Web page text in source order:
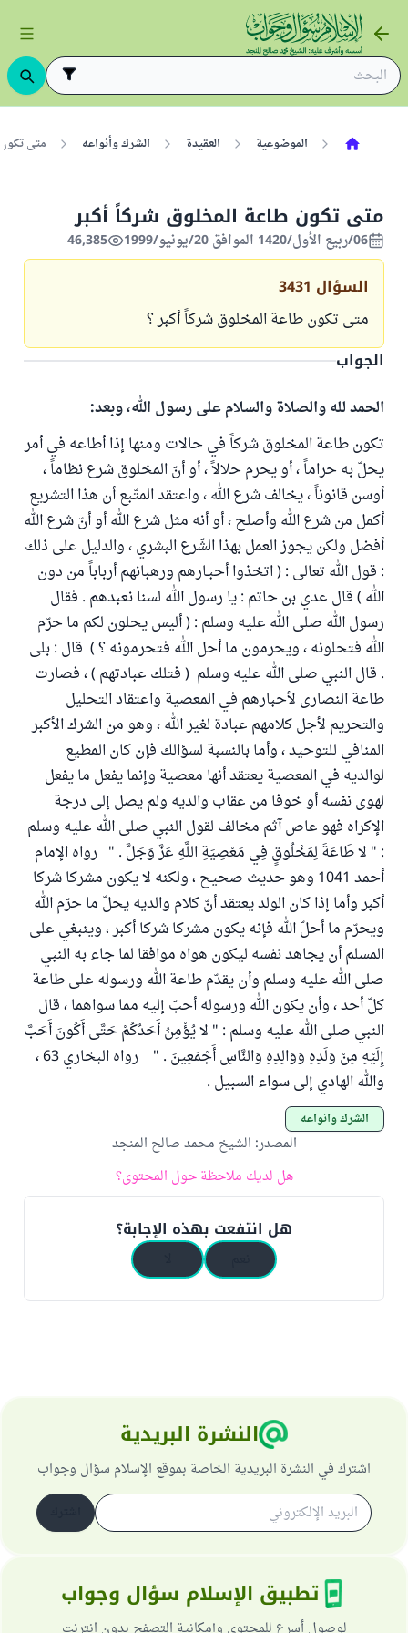
الموضوعية العقيدة الشرك وأنواعه متى
متى تكون طاعة المخلوق شركاً أكبر
06/ربيع الأول/1420 الموافق 20/يونيو/1999 46,385
السؤال 3431
متى تكون طاعة المخلوق شركاً أكبر ؟
الجواب
الحمد لله والصلاة والسلام على رسول الله، وبعد:
تكون طاعة المخلوق شركاً في حالات ومنها إذا أطاعه في أمر
يحلّ به حراماً ، أو يحرم حلالاً ، أو أنّ المخلوق شرع نظاماً ،
أوسن قانوناً ، يخالف شرع الله ، واعتقد المتّبع أن هذا التشريع
أكمل من شرع الله وأصلح ، أو أنه مثل شرع الله أو أنّ شرع الله
أفضل ولكن يجوز العمل بهذا الشّرع البشري ، والدليل على ذلك
: قول الله تعالى : ( اتخذوا أحبـارهم ورهبانهم أرباباً من دون
الله ) قال عدي بن حاتم : يا رسول الله لسنا نعبدهم . فقال
رسول الله صلى الله عليه وسلم : ( أليس يحلون لكم ما حرّم
الله فتحلونه ، ويحرمون ما أحل الله فتحرمونه ؟ ) قال : بلى
. قال النبي صلى الله عليه وسلم ( فتلك عبادتهم ) ، فصارت
طاعة النصارى لأحبارهم في المعصية واعتقاد التحليل
والتحريم لأجل كلامهم عبادة لغير الله ، وهو من الشرك الأكبر
المنافي للتوحيد ، وأما بالنسبة لسؤالك فإن كان المطيع
لوالديه في المعصية يعتقد أنها معصية وإنما يفعل ما يفعل
لهوى نفسه أو خوفا من عقاب والديه ولم يصل إلى درجة
الإكراه فهو عاص آثم مخالف لقول النبي صلى الله عليه وسلم
: " لا طَاعَةَ لِمَخْلُوقٍ فِي مَعْصِيَةِ اللَّهِ عَزَّ وَجَلَّ . " رواه الإمام
أحمد 1041 وهو حديث صحيح ، ولكنه لا يكون مشركا شركا
أكبر وأما إذا كان الولد يعتقد أنّ كلام والديه يحلّ ما حرّم الله
ويحرّم ما أحلّ الله فإنه يكون مشركا شركا أكبر ، وينبغي على
المسلم أن يجاهد نفسه ليكون هواه موافقا لما جاء به النبي
صلى الله عليه وسلم وأن يقدّم طاعة الله ورسوله على طاعة
كلّ أحد ، وأن يكون الله ورسوله أحبّ إليه مما سواهما ، قال
النبي صلى الله عليه وسلم : " لا يُؤْمِنُ أَحَدُكُمْ حَتَّى أَكُونَ أَحَبَّ
إِلَيْهِ مِنْ وَلَدِهِ وَوَالِدِهِ وَالنَّاسِ أَجْمَعِينَ . " رواه البخاري 63 ،
والله الهادي إلى سواء السبيل .
الشرك وأنواعه
المصدر: الشيخ محمد صالح المنجد
هل لديك ملاحظة حول المحتوى؟
هل انتفعت بهذه الإجابة؟
النشرة البريدية
اشترك في النشرة البريدية الخاصة بموقع الإسلام سؤال وجواب
تطبيق الإسلام سؤال وجواب